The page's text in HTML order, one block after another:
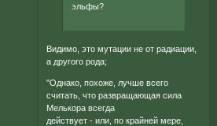
эльфы?
Видимо, это мутации не от радиации,
а другого рода;
"Однако, похоже, лучше всего
считать, что развращающая сила
Мелькора всегда
действует - или, по крайней мере,